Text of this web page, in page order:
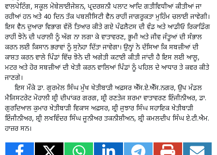
ਵਾਲਪੇਟਿੰਗ, ਸਕੂਲ ਮੋਬੇਲਾਈਜੇਸ਼ਨ, ਪ੍ਰਦਰਸ਼ਨੀ ਪਲਾਟ ਆਦਿ ਗਤੀਵਿਧੀਆਂ ਕੀਤੀਆਂ ਜਾ
ਰਹੀਆਂ ਹਨ ਅਤੇ 40 ਦਿਨ ਤੱਕ ਪਬਲੀਸਿਟੀ ਵੈਨ ਰਾਹੀਂ ਜਾਗਰੂਕਤਾ ਮੁਹਿੰਮ ਚਲਾਈ ਜਾਵੇਗੀ।
ਇਸ ਵੈਨ ਦੁਆਰਾ ਵਿਭਾਗ ਵੱਲੋਂ ਤਿਆਰ ਕੀਤੇ ਗਏ ਪੰਫਲੈਟਸ ਦੀ ਵੰਡ ਅਤੇ ਆਡੀਓ ਰਿਕਾਡਿੰਗ
ਰਾਹੀਂ ਝੋਨੇ ਦੀ ਪਰਾਲੀ ਨੂੰ ਅੱਗ ਨਾ ਲਗਾ ਕੇ ਵਾਤਾਵਰਣ, ਭੂਮੀ ਅਤੇ ਜੀਵ ਜੰਤੂਆਂ ਦੀ ਸੰਭਾਲ
ਕਰਨ ਲਈ ਕਿਸਾਨ ਭਰਾਵਾਂ ਨੂੰ ਸੁਨੇਹਾ ਦਿੱਤਾ ਜਾਵੇਗਾ। ਉਨ੍ਹਾਂ ਨੇ ਦੱਸਿਆ ਕਿ ਸਬਜ਼ੀਆਂ ਦੀ
ਕਾਸ਼ਤ ਕਰਨ ਵਾਲੇ ਪਿੰਡਾਂ ਵਿੱਚ ਝੋਨੇ ਦੀ ਅਗੇਤੀ ਕਟਾਈ ਕੀਤੀ ਜਾਂਦੀ ਹੈ ਇਸ ਲਈ ਆਲੂ,
ਮਟਰ ਅਤੇ ਹੋਰ ਸਬਜ਼ੀਆਂ ਦੀ ਖੇਤੀ ਕਰਨ ਵਾਲਿਆਂ ਪਿੰਡਾਂ ਨੂੰ ਪਹਿਲ ਦੇ ਆਧਾਰ ਤੇ ਕਵਰ ਕੀਤੇ
ਜਾਣਗੇ।
ਇਸ ਮੌਕੇ ਡਾ. ਗੁਰਮੇਲ ਸਿੰਘ ਮੁੱਖ ਖੇਤੀਬਾੜੀ ਅਫ਼ਸਰ ਐੱਸ.ਏ.ਐੱਸ.ਨਗਰ, ਉਪ ਮੰਡਲ
ਮੈਜਿਸਟਰੇਟ ਮੋਹਾਲੀ ਸ਼੍ਰੀ ਦੀਪਾਂਕਰ ਗਰਗ, ਸ਼੍ਰੀ ਰਣਤੇਜ ਸ਼ਰਮਾ ਵਾਤਾਵਰਣ ਇੰਜੀਨੀਅਰ, ਡਾ.
ਗੁਰਦਿਆਲ ਕੁਮਾਰ ਖੇਤੀਬਾੜੀ ਵਿਕਾਸ ਅਫ਼ਸਰ, ਸ਼੍ਰੀ ਜੁਝਾਰ ਸਿੰਘ ਸਹਾਇਕ ਖੇਤੀਬਾੜੀ
ਇੰਜੀਨੀਅਰ, ਸ਼੍ਰੀ ਲਖਵਿੰਦਰ ਸਿੰਘ ਜੂਨੀਅਰ ਤਕਨੀਸ਼ੀਅਨ, ਸ਼੍ਰੀ ਕਮਲਦੀਪ ਸਿੰਘ ਏ.ਟੀ.ਐਮ.
ਹਾਜ਼ਰ ਸਨ।